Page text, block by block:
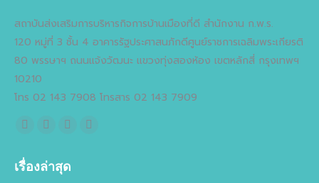
สถาบันส่งเสริมการบริหารกิจการบ้านเมืองที่ดี สำนักงาน ก.พ.ร.
120 หมู่ที่ 3 ชั้น 4 อาคารรัฐประศาสนภักดีศูนย์ราชการเฉลิมพระเกียรติ
80 พรรษาฯ ถนนแจ้งวัฒนะ แขวงทุ่งสองห้อง เขตหลักสี่ กรุงเทพฯ
10210
โทร 02 143 7908 โทรสาร 02 143 7909
Find us on:
Facebook
opens
X
opens
YouTube
opens
Flickr
เรื่องล่าสุด